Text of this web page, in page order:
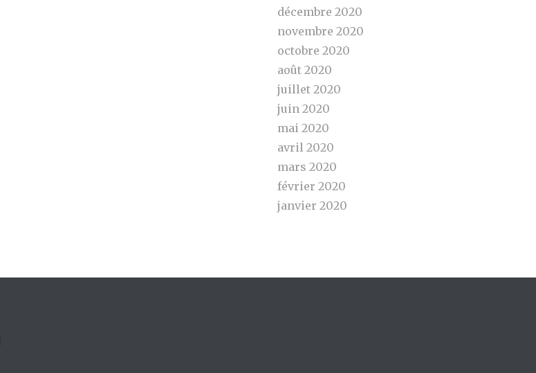
décembre 2020
novembre 2020
octobre 2020
août 2020
juillet 2020
juin 2020
mai 2020
avril 2020
mars 2020
février 2020
janvier 2020